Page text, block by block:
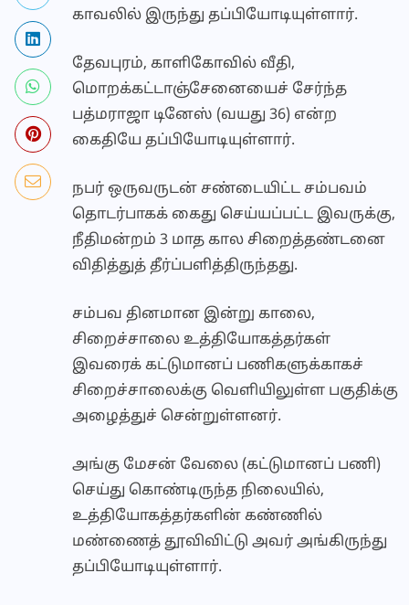
காவலில் இருந்து தப்பியோடியுள்ளார்.
தேவபுரம், காளிகோவில் வீதி,
மொறக்கட்டாஞ்சேனையைச் சேர்ந்த
பத்மராஜா டினேஸ் (வயது 36) என்ற
கைதியே தப்பியோடியுள்ளார்.
நபர் ஒருவருடன் சண்டையிட்ட சம்பவம்
தொடர்பாகக் கைது செய்யப்பட்ட இவருக்கு,
நீதிமன்றம் 3 மாத கால சிறைத்தண்டனை
விதித்துத் தீர்ப்பளித்திருந்தது.
சம்பவ தினமான இன்று காலை,
சிறைச்சாலை உத்தியோகத்தர்கள்
இவரைக் கட்டுமானப் பணிகளுக்காகச்
சிறைச்சாலைக்கு வெளியிலுள்ள பகுதிக்கு
அழைத்துச் சென்றுள்ளனர்.
அங்கு மேசன் வேலை (கட்டுமானப் பணி)
செய்து கொண்டிருந்த நிலையில்,
உத்தியோகத்தர்களின் கண்ணில்
மண்ணைத் தூவிவிட்டு அவர் அங்கிருந்து
தப்பியோடியுள்ளார்.